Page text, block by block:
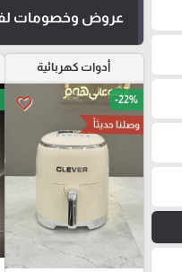
عروض وخصومات
أدوات كهربائية
favorite_border -22%
وصلنا حديثاً